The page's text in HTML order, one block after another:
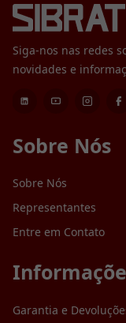
Siga-nos nas redes
novidades e
Sobre Nós
Sobre Nós
Representantes
Entre em Contato
Garantia e